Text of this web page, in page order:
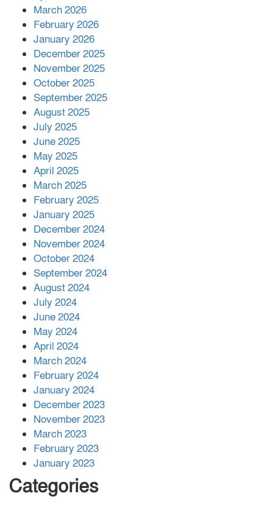
পর ফোন তারেক রহমানের,গ্যাস সঙ্কট
সহায়তা দিলেন সাচিং প্রু জেরী
March 2026
February 2026
January 2026
December 2025
November 2025
October 2025
September 2025
August 2025
July 2025
June 2025
May 2025
April 2025
March 2025
February 2025
January 2025
December 2024
November 2024
October 2024
September 2024
August 2024
July 2024
June 2024
May 2024
April 2024
March 2024
February 2024
January 2024
December 2023
November 2023
March 2023
February 2023
January 2023
Categories